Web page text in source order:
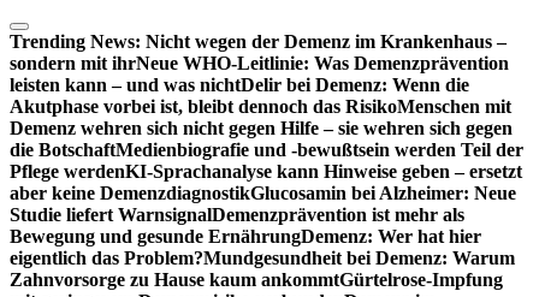
Zum
Inhalt
springen
Trending News: Nicht wegen der Demenz im Krankenhaus –
sondern mit ihrNeue WHO-Leitlinie: Was Demenzprävention
leisten kann – und was nichtDelir bei Demenz: Wenn die
Akutphase vorbei ist, bleibt dennoch das RisikoMenschen mit
Demenz wehren sich nicht gegen Hilfe – sie wehren sich gegen
die BotschaftMedienbiografie und -bewußtsein werden Teil der
Pflege werdenKI-Sprachanalyse kann Hinweise geben – ersetzt
aber keine DemenzdiagnostikGlucosamin bei Alzheimer: Neue
Studie liefert WarnsignalDemenzprävention ist mehr als
Bewegung und gesunde ErnährungDemenz: Wer hat hier
eigentlich das Problem?Mundgesundheit bei Demenz: Warum
Zahnvorsorge zu Hause kaum ankommtGürtelrose-Impfung